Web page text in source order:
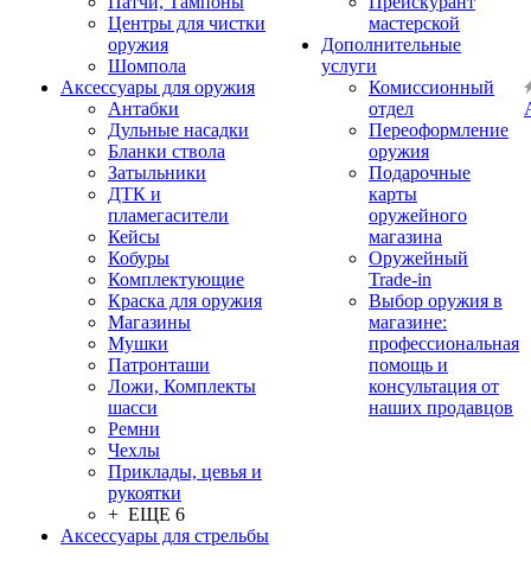
Центры для чистки
оружия
Шомпола
Аксессуары для оружия
Антабки
Дульные насадки
Бланки ствола
Затыльники
ДТК и
пламегасители
Кейсы
Кобуры
Комплектующие
Краска для оружия
Магазины
Мушки
Патронташи
Ложи, Комплекты
шасси
Ремни
Чехлы
Приклады, цевья и
рукоятки
+ ЕЩЕ 6
Аксессуары для стрельбы
мастерской
Дополнительные
услуги
Комиссионный
отдел
Переоформление
оружия
Подарочные
карты
оружейного
магазина
Оружейный
Trade-in
Выбор оружия в
магазине:
профессиональная
помощь и
консультация от
наших продавцов